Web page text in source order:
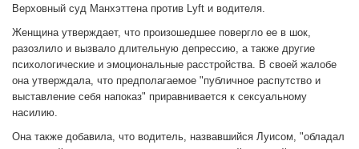
Верховный суд Манхэттена против Lyft и водителя.
Женщина утверждает, что произошедшее повергло ее в шок,
разозлило и вызвало длительную депрессию, а также другие
психологические и эмоциональные расстройства. В своей жалобе
она утверждала, что предполагаемое "публичное распутство и
выставление себя напоказ" приравнивается к сексуальному
насилию.
Она также добавила, что водитель, назвавшийся Луисом, "обладал